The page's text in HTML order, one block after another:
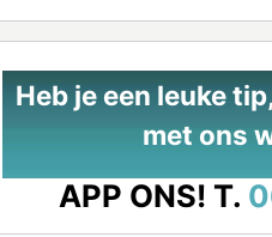
Heb je een leuke
met ons
APP ONS! T.